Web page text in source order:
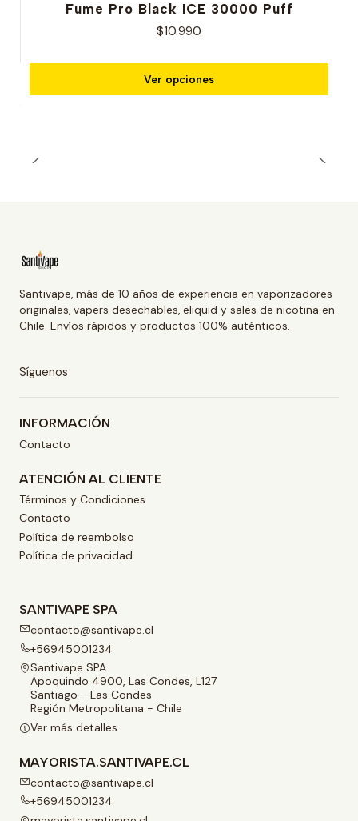
Fume Pro Black ICE 30000 Puff
$10.990
Ver opciones
Santivape, más de 10 años de experiencia en vaporizadores
originales, vapers desechables, eliquid y sales de nicotina en
Chile. Envíos rápidos y productos 100% auténticos.
Síguenos
INFORMACIÓN
Contacto
ATENCIÓN AL CLIENTE
Términos y Condiciones
Contacto
Política de reembolso
Política de privacidad
SANTIVAPE SPA
contacto@santivape.cl
+56945001234
Santivape SPA
Apoquindo 4900, Las Condes, L127
Santiago - Las Condes
Región Metropolitana - Chile
Ver más detalles
MAYORISTA.SANTIVAPE.CL
contacto@santivape.cl
+56945001234